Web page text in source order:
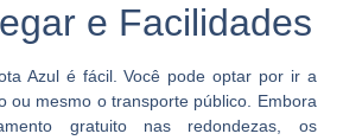
e Facilidades
Azul é fácil. Você pode optar por ir a
ou mesmo o transporte público. Embora
gratuito nas redondezas, os